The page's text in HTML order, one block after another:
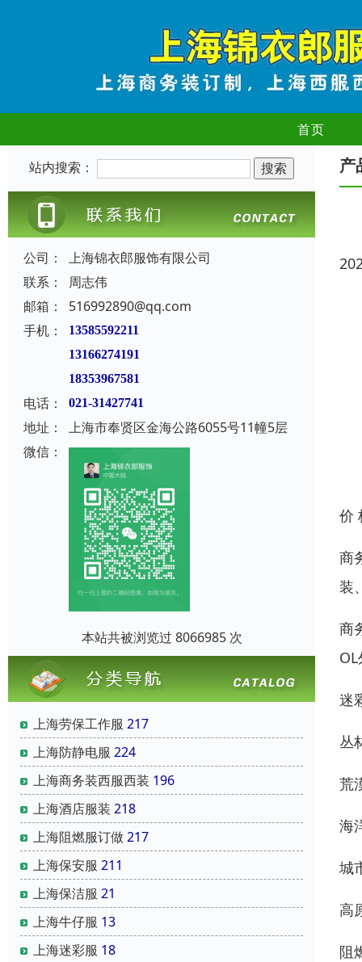
首页
站内搜索：
公司：
上海锦衣郎服饰有限公司
联系：
周志伟
邮箱：
516992890@qq.com
手机：
13585592211
13166274191
18353967581
电话： 021-31427741
地址：
上海市奉贤区金海公路6055号11幢5层
微信：
本站共被浏览过 8066985 次
上海劳保工作服 217
上海防静电服 224
上海商务装西服西装 196
上海酒店服装 218
上海阻燃服订做217
上海保安服 211
上海保洁服 21
上海牛仔服 13
上海迷彩服 18
产
价
商
装
商
迷
丛
荒
海
城
高
阻